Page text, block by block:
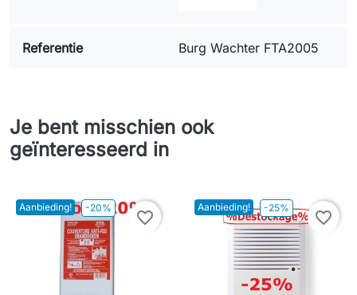
Referentie Burg Wachter FTA2005
Je bent misschien ook
geïnteresseerd in
Aanbieding! -20%
favorite_border
Aanbieding! -25%
favorite_border